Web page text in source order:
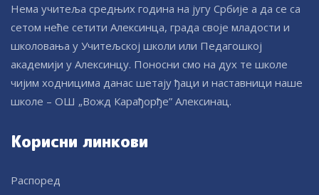
Нема учитеља средњих година на југу Србије а да се са
сетом неће сетити Алексинца, града своје младости и
школовања у Учитељској школи или Педагошкој
академији у Алексинцу. Поносни смо на дух те школе
чијим ходницима данас шетају ђаци и наставници наше
школе – ОШ „Вожд Карађорђе” Алексинац.
Корисни линкови
Распоред